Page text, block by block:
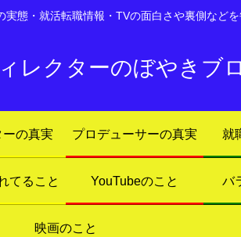
実態・就活転職情報・TVの面白さや裏側など
レクターのぼやきブ
の真実 プロデューサーの真実 就
てること YouTubeのこと バ
映画のこと